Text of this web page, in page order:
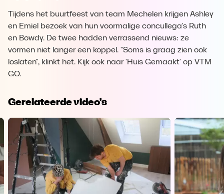
Tijdens het buurtfeest van team Mechelen krijgen Ashley
en Emiel bezoek van hun voormalige concullega's Ruth
en Bowdy. De twee hadden verrassend nieuws: ze
vormen niet langer een koppel. "Soms is graag zien ook
loslaten", klinkt het. Kijk ook naar 'Huis Gemaakt' op VTM
GO.
Gerelateerde video's